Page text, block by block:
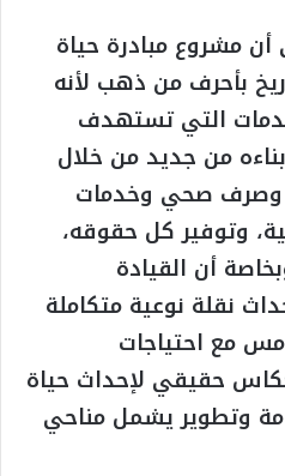
أن مشروع مبادرة حياة
بأحرف من ذهب لأنه
التي تستهدف
من جديد من خلال
وصرف صحي وخدمات
وتوفير كل حقوقه،
أن القيادة
نقلة نوعية متكاملة
مع احتياجات
حقيقي لإحداث حياة
وتطوير يشمل مناحي